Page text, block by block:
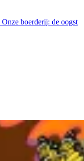
Onze boerderij: de oogst